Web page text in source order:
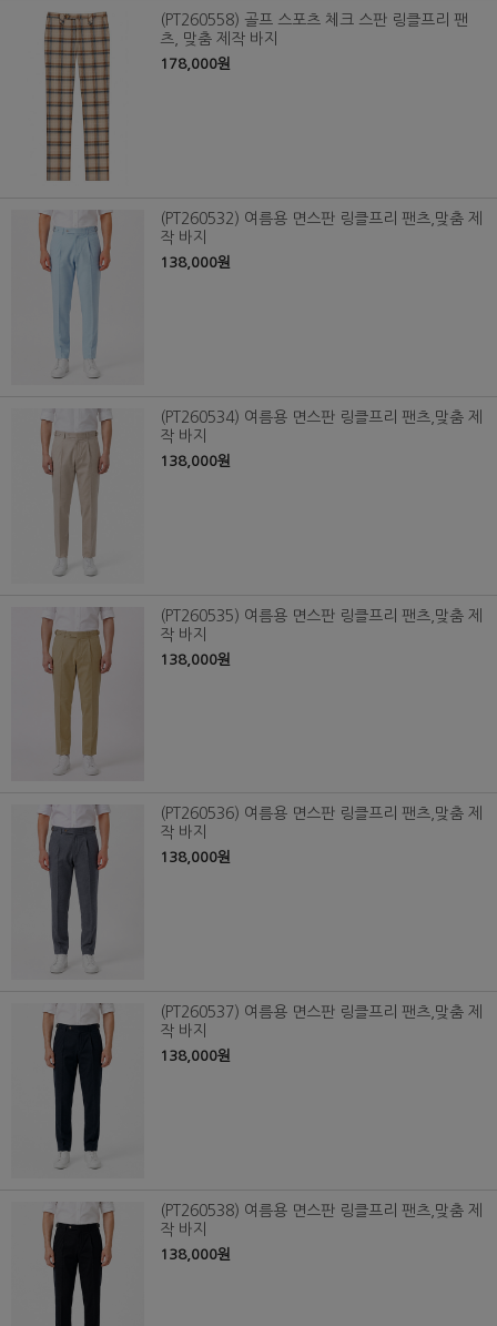
(PT260558) 골프 스포츠 체크 스판 링클프리 팬
츠, 맞춤 제작 바지
178,000원
(PT260532) 여름용 면스판 링클프리 팬츠,맞춤 제
작 바지
138,000원
(PT260534) 여름용 면스판 링클프리 팬츠,맞춤 제
작 바지
138,000원
(PT260535) 여름용 면스판 링클프리 팬츠,맞춤 제
작 바지
138,000원
(PT260536) 여름용 면스판 링클프리 팬츠,맞춤 제
작 바지
138,000원
(PT260537) 여름용 면스판 링클프리 팬츠,맞춤 제
작 바지
138,000원
(PT260538) 여름용 면스판 링클프리 팬츠,맞춤 제
작 바지
138,000원